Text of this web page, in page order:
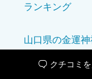
星の数をお選びく
ランキング
山口県の金運
 クチコミ